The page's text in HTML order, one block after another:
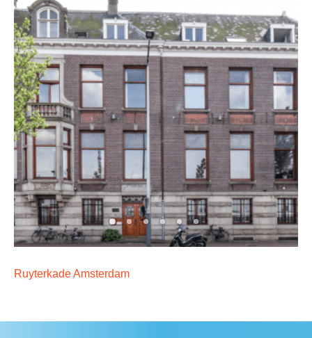
Ruyterkade Amsterdam